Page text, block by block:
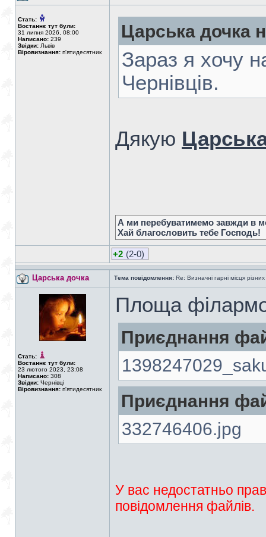
Стать:
Востаннє тут були:
31 липня 2026, 08:00
Написано: 239
Звідки: Львів
Віровизнання: п'ятидесятник
Царська дочка
Зараз я хочу
Чернівців.
Дякую
А ми перебуватимемо завжди в
Хай благословить тебе Господь!
+2 (2-0)
Царська дочка Тема повідомлення: Re: Визначні гарні місця
Стать:
Востаннє тут були:
23 лютого 2023, 23:08
Написано: 308
Звідки: Чернівці
Віровизнання: п'ятидесятник
Площа
Приєднання
Приєднання
332746406.jpg
У вас недостатньо
повідомлення файлів.